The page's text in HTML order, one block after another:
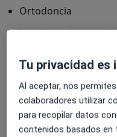
procedimientos y
fundamentales en
Odontólogo, Master
de Sevilla y Master de
Granada.
Ortodoncia
Principales
Gingivoestomatitis
Gingivitis
+6
Tu privacidad es
Al aceptar, nos
colaboradores utilizar
para recopilar datos
contenidos basados en